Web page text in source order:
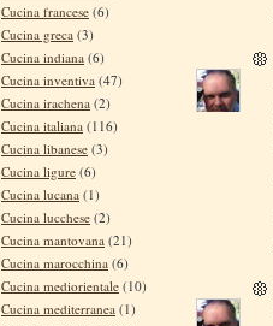
Cucina francese (6)
Cucina greca (3)
Cucina indiana (6)
Cucina inventiva (47)
Cucina irachena (2)
Cucina italiana (116)
Cucina libanese (3)
Cucina ligure (6)
Cucina lucana (1)
Cucina lucchese (2)
Cucina mantovana (21)
Cucina marocchina (6)
Cucina mediorientale (10)
Cucina mediterranea (1)